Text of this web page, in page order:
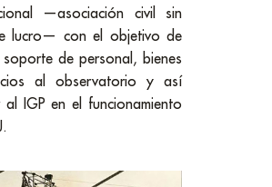
—asociación civil sin
lucro— con el objetivo de
soporte de personal, bienes
al observatorio y así
IGP en el funcionamiento